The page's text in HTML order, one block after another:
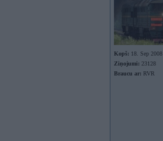
Kopš: 18. Sep 2008
Ziņojumi: 23128
Braucu ar: RVR